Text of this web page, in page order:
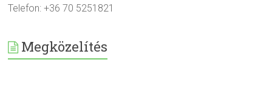
Telefon: +36 70 5251821
Megközelítés